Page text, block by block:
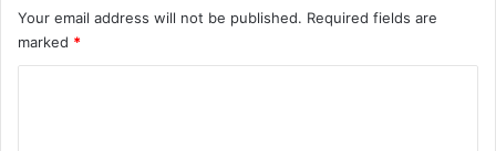
Your email address will not be published. Required fields are
marked *